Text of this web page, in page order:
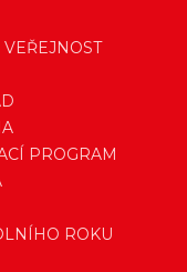
PROGRAM
ROKU